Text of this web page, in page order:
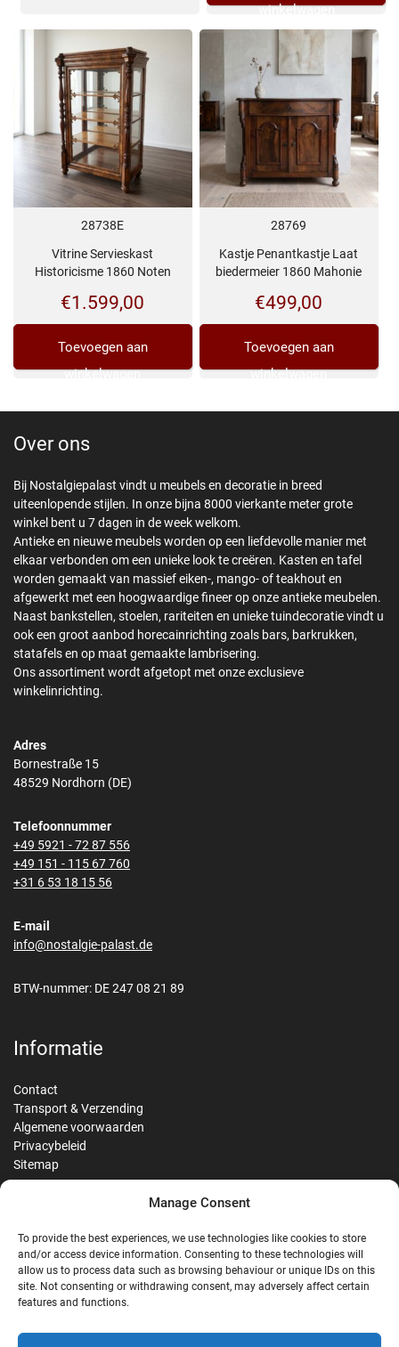
Manage Consent
To provide the best experiences, we use technologies like cookies to store
and/or access device information. Consenting to these technologies will
allow us to process data such as browsing behaviour or unique IDs on this
site. Not consenting or withdrawing consent, may adversely affect certain
features and functions.
winkelwagen
28738E
Vitrine Servieskast
Historicisme 1860 Noten
€1.599,00
Toevoegen aan
winkelwagen
28769
Kastje Penantkastje Laat
biedermeier 1860 Mahonie
€499,00
Toevoegen aan
winkelwagen
Over ons
Bij Nostalgiepalast vindt u meubels en decoratie in breed
uiteenlopende stijlen. In onze bijna 8000 vierkante meter grote
winkel bent u 7 dagen in de week welkom.
Antieke en nieuwe meubels worden op een liefdevolle manier met
elkaar verbonden om een unieke look te creëren. Kasten en tafel
worden gemaakt van massief eiken-, mango- of teakhout en
afgewerkt met een hoogwaardige fineer op onze antieke meubelen.
Naast bankstellen, stoelen, rariteiten en unieke tuindecoratie vindt u
ook een groot aanbod horecainrichting zoals bars, barkrukken,
statafels en op maat gemaakte lambrisering.
Ons assortiment wordt afgetopt met onze exclusieve
winkelinrichting.
Adres
Bornestraße 15
48529 Nordhorn (DE)
Telefoonnummer
+49 5921 - 72 87 556
+49 151 - 115 67 760
+31 6 53 18 15 56
E-mail
info@nostalgie-palast.de
BTW-nummer: DE 247 08 21 89
Informatie
Contact
Transport & Verzending
Algemene voorwaarden
Privacybeleid
Sitemap
G Google Reviews